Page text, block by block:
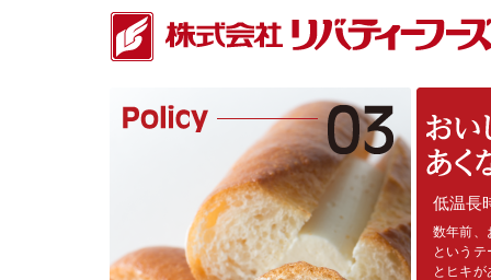
低温長
数年前
という
とヒキ